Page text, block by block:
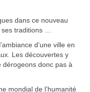
dans ce nouveau
traditions …
d’une ville en
Les découvertes y
donc pas à
mondial de l’humanité